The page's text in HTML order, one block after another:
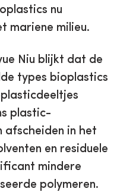
nu
mariene milieu.
Niu blijkt dat de
types bioplastics
plastic-
afscheiden in het
en residuele
mindere
polymeren.